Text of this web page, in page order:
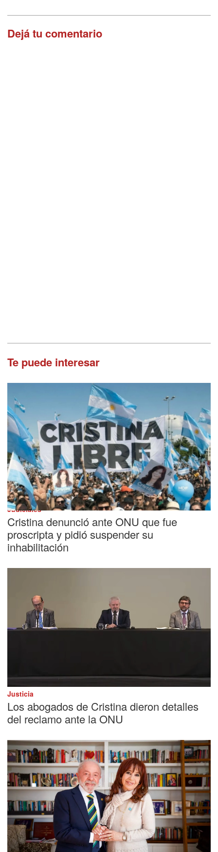
Dejá tu comentario
Te puede interesar
Judiciales
Cristina denunció ante ONU que fue
proscripta y pidió suspender su
inhabilitación
Justicia
Los abogados de Cristina dieron detalles
del reclamo ante la ONU